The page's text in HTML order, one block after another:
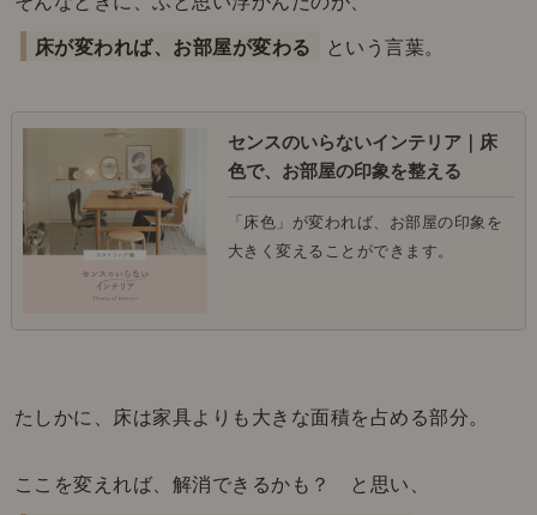
床が変われば、お部屋が変わる という言葉。
センスのいらないインテリア｜床
色で、お部屋の印象を整える
「床色」が変われば、お部屋の印象を
大きく変えることができます。
たしかに、床は家具よりも大きな面積を占める部分。
ここを変えれば、解消できるかも？ と思い、